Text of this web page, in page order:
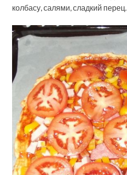
колбасу, салями, сладкий перец.